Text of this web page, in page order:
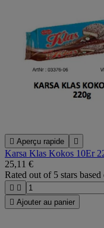
 Aperçu rapide 
Karsa Klas Kokos 10Er
25,11 €
Rated out of 5 stars based
 
 Ajouter au panier